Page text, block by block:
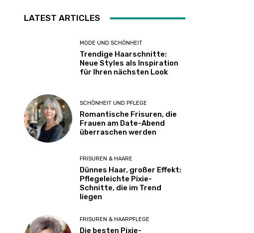
LATEST ARTICLES
MODE UND SCHÖNHEIT
Trendige Haarschnitte:
Neue Styles als Inspiration
für Ihren nächsten Look
SCHÖNHEIT UND PFLEGE
Romantische Frisuren, die
Frauen am Date-Abend
überraschen werden
FRISUREN & HAARE
Dünnes Haar, großer Effekt:
Pflegeleichte Pixie-
Schnitte, die im Trend
liegen
FRISUREN & HAARPFLEGE
Die besten Pixie-